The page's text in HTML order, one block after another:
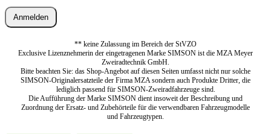
Anmelden
** keine Zulassung im Bereich der StVZO
Exclusive Lizenznehmerin der eingetragenen Marke SIMSON ist die MZA Meyer
Zweiradtechnik GmbH.
Bitte beachten Sie: das Shop-Angebot auf diesen Seiten umfasst nicht nur solche
SIMSON-Originalersatzteile der Firma MZA sondern auch Produkte Dritter, die
lediglich passend für SIMSON-Zweiradfahrzeuge sind.
Die Aufführung der Marke SIMSON dient insoweit der Beschreibung und
Zuordnung der Ersatz- und Zubehörteile für die verwendbaren Fahrzeugmodelle
und Fahrzeugtypen.